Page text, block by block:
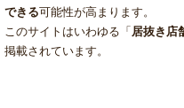
できる可能性が高まります。
このサイトはいわゆる「 居抜き店
掲載されています。